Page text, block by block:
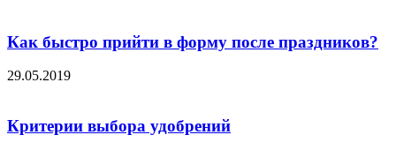
Как быстро прийти в форму после праздников?
29.05.2019
Критерии выбора удобрений